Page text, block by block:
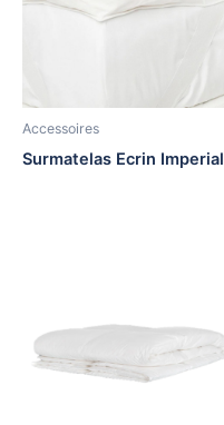
Accessoires
Surmatelas Ecrin Imperial